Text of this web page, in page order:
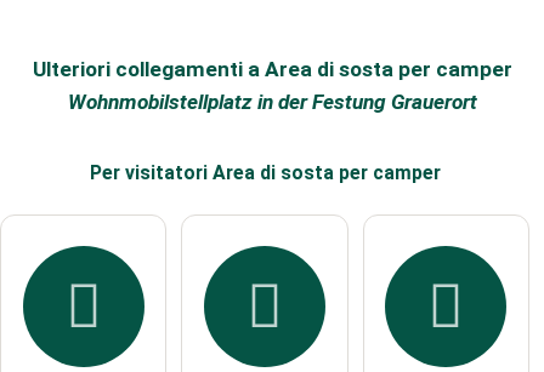
porre una domanda pubblica Annulla
tieni presente che le domande pubbliche sono
Clicca qui per porre unadomanda individualealla voce
Area di sosta per camper.
Ulteriori collegamenti a Area di sosta per camper
Wohnmobilstellplatz in der Festung Grauerort
Per visitatoriArea di sosta per camper